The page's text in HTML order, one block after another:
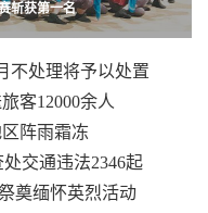
名师生学习防火安全
斩获第一名
不处理将予以处置
客12000余人
阵雨霜冻
交通违法2346起
奠缅怀英烈活动